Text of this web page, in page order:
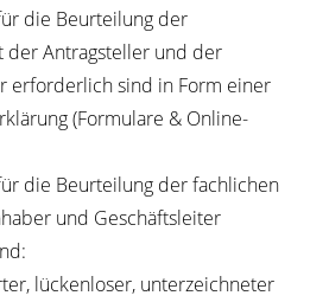
die Beurteilung der
der Antragsteller und der
erforderlich sind in Form einer
(Formulare & Online-
die Beurteilung der fachlichen
und Geschäftsleiter
lückenloser, unterzeichneter